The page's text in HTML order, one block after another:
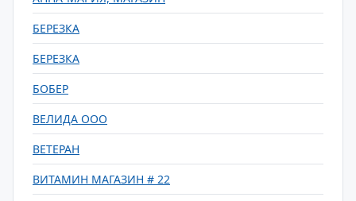
БЕРЕЗКА
БЕРЕЗКА
БОБЕР
ВЕЛИДА ООО
ВЕТЕРАН
ВИТАМИН МАГАЗИН # 22